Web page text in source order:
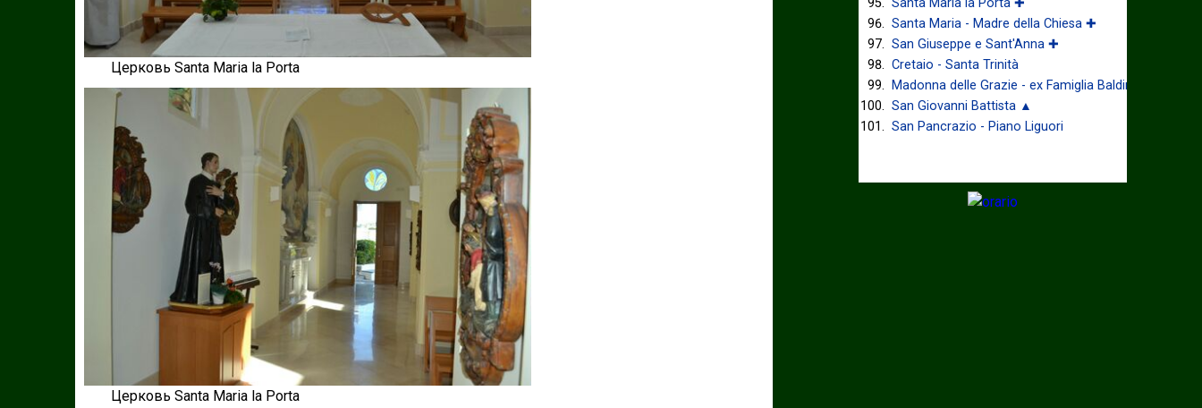
Церковь Santa Maria la Porta
Церковь Santa Maria la Porta
Santa Maria la Porta ✚
Santa Maria - Madre della Chiesa ✚
San Giuseppe e Sant'Anna ✚
Cretaio - Santa Trinità
Madonna delle Grazie - ex Famiglia Baldino
San Giovanni Battista ▲
San Pancrazio - Piano Liguori